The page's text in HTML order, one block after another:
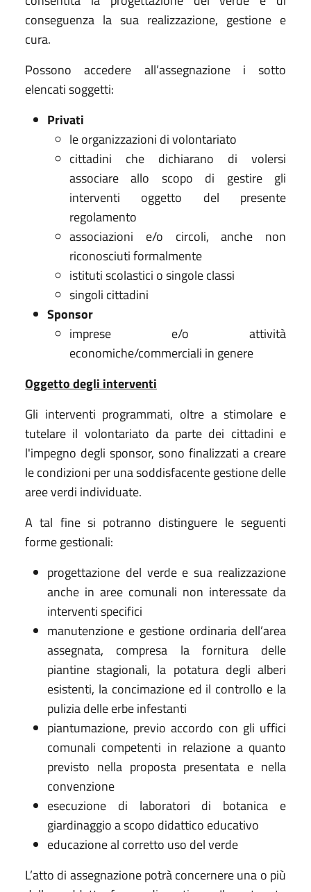
conseguenza la sua realizzazione, gestione e
cura.
Possono accedere all’assegnazione i sotto
elencati soggetti:
Privati
le organizzazioni di volontariato
cittadini che dichiarano di volersi
associare allo scopo di gestire gli
interventi oggetto del presente
regolamento
associazioni e/o circoli, anche non
riconosciuti formalmente
istituti scolastici o singole classi
singoli cittadini
Sponsor
imprese e/o attività
economiche/commerciali in genere
Oggetto degli interventi
Gli interventi programmati, oltre a stimolare e
tutelare il volontariato da parte dei cittadini e
l'impegno degli sponsor, sono finalizzati a creare
le condizioni per una soddisfacente gestione delle
aree verdi individuate.
A tal fine si potranno distinguere le seguenti
forme gestionali:
progettazione del verde e sua realizzazione
anche in aree comunali non interessate da
interventi specifici
manutenzione e gestione ordinaria dell’area
assegnata, compresa la fornitura delle
piantine stagionali, la potatura degli alberi
esistenti, la concimazione ed il controllo e la
pulizia delle erbe infestanti
piantumazione, previo accordo con gli uffici
comunali competenti in relazione a quanto
previsto nella proposta presentata e nella
convenzione
esecuzione di laboratori di botanica e
giardinaggio a scopo didattico educativo
educazione al corretto uso del verde
L’atto di assegnazione potrà concernere una o più